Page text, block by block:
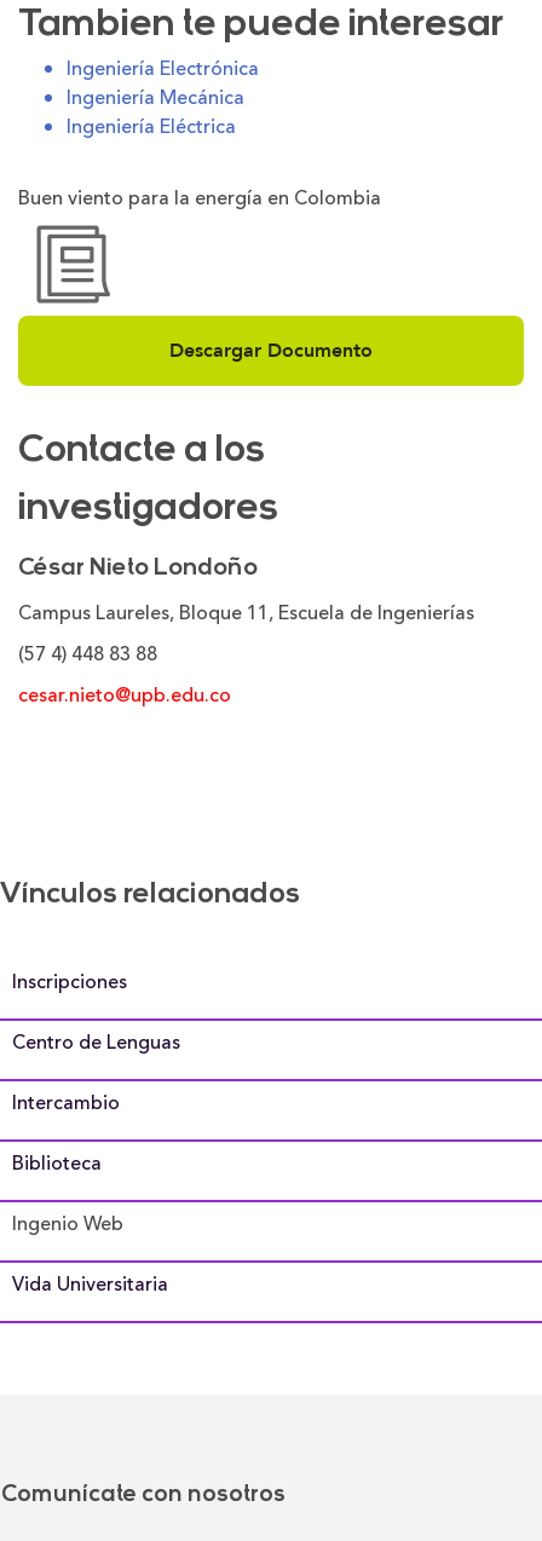
Tambien te puede interesar
Ingeniería Electrónica
Ingeniería Mecánica
Ingeniería Eléctrica
Buen viento para la energía en Colombia
Descargar Documento
Contacte a los
investigadores
César Nieto Londoño
Campus Laureles, Bloque 11, Escuela de Ingenierías
(57 4) 448 83 88
cesar.nieto@upb.edu.co
Vínculos relacionados
Inscripciones
Centro de Lenguas
Intercambio
Biblioteca
Ingenio Web
Vida Universitaria
Comunícate con nosotros